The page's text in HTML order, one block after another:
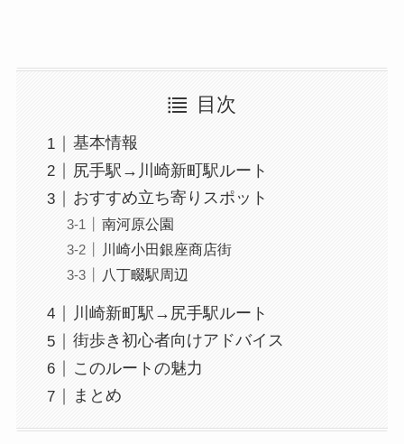
目次
基本情報
尻手駅→川崎新町駅ルート
おすすめ立ち寄りスポット
南河原公園
川崎小田銀座商店街
八丁畷駅周辺
川崎新町駅→尻手駅ルート
街歩き初心者向けアドバイス
このルートの魅力
まとめ